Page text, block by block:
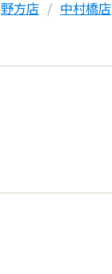
野方店
中村橋店